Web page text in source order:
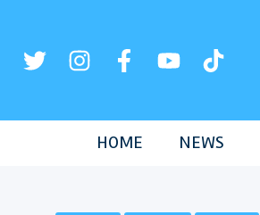
contenuto
HOME NEWS